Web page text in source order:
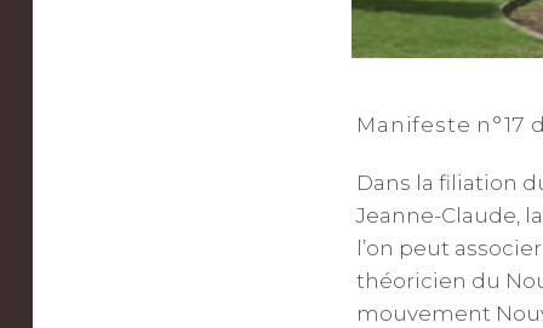
Manifeste n°17
Dans la filiation
Jeanne-Claude,
l’on peut
théoricien du
mouvement